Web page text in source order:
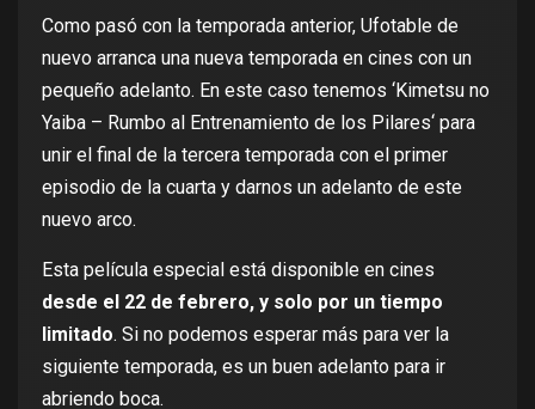
Como pasó con la temporada anterior, Ufotable de
nuevo arranca una nueva temporada en cines con un
pequeño adelanto. En este caso tenemos ‘Kimetsu no
Yaiba – Rumbo al Entrenamiento de los Pilares‘ para
unir el final de la tercera temporada con el primer
episodio de la cuarta y darnos un adelanto de este
nuevo arco.
Esta película especial está disponible en cines
desde el 22 de febrero, y solo por un tiempo
limitado. Si no podemos esperar más para ver la
siguiente temporada, es un buen adelanto para ir
abriendo boca.